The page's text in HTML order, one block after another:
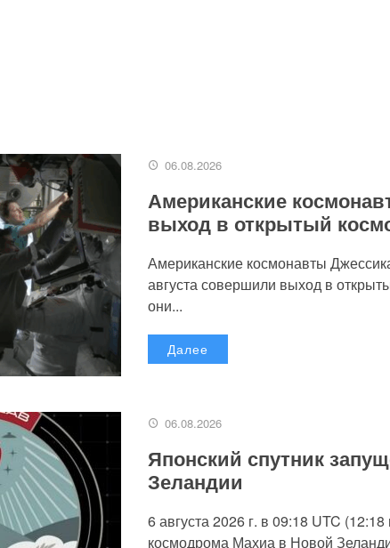
06.08.2026
Американские
выход в открытый
Американские космонавты
августа совершили выход в
они...
Далее
06.08.2026
Японский спутник
Зеландии
6 августа 2026 г. в 09:18 UTC
космодрома Махиа в Новой